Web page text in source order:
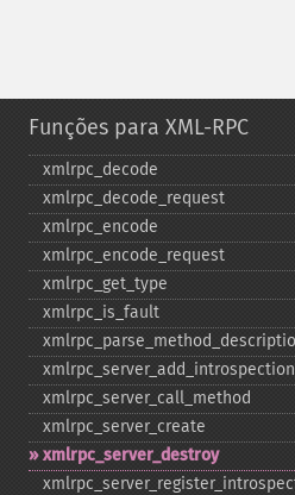
Funções para XML-RPC
xmlrpc_​decode
xmlrpc_​decode_​request
xmlrpc_​encode
xmlrpc_​encode_​request
xmlrpc_​get_​type
xmlrpc_​is_​fault
xmlrpc_​server_​call_​method
xmlrpc_​server_​create
xmlrpc_​server_​destroy